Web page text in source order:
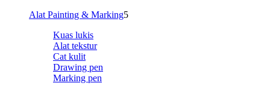
Alat Painting & Marking5
Kuas lukis
Alat tekstur
Cat kulit
Drawing pen
Marking pen